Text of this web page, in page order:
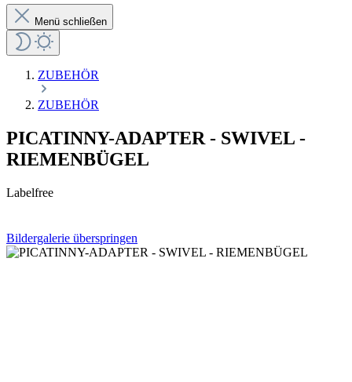
Menü schließen
ZUBEHÖR
ZUBEHÖR
PICATINNY-ADAPTER - SWIVEL -
RIEMENBÜGEL
Labelfree
Bildergalerie überspringen